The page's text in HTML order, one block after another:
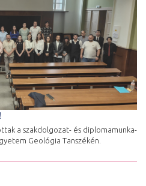
a szakdolgozat- és diplomamunka-
Geológia Tanszékén.